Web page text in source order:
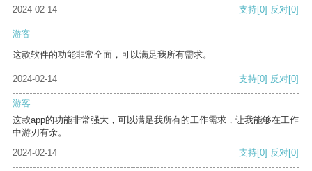
2024-02-14
支持[0] 反对[0]
游客
这款软件的功能非常全面，可以满足我所有需求。
2024-02-14 支持[0] 反对[0]
游客
这款app的功能非常强大，可以满足我所有的工作需求，让我能够在工作
中游刃有余。
2024-02-14
支持[0] 反对[0]